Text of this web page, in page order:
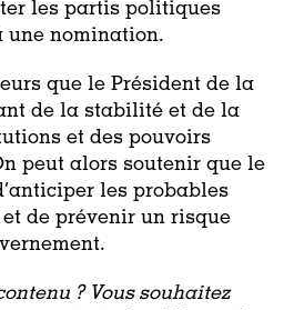
les partis politiques
une nomination.
que le Président de la
de la stabilité et de la
et des pouvoirs
peut alors soutenir que le
les probables
de prévenir un risque
? Vous souhaitez